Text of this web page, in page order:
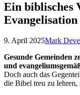
Ein biblisches
Evangelisation
9. April 2025Mark
Gesunde Gemeinden
und
Doch auch das
die Bibel treu zu